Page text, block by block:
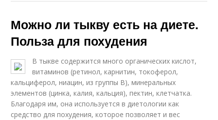
Можно ли тыкву есть на диете.
Польза для похудения
В тыкве содержится много органических кислот,
витаминов (ретинол, карнитин, токоферол,
кальциферол, ниацин, из группы В), минеральных
элементов (цинка, калия, кальция), пектин, клетчатка.
Благодаря им, она используется в диетологии как
средство для похудения, которое позволяет и вес